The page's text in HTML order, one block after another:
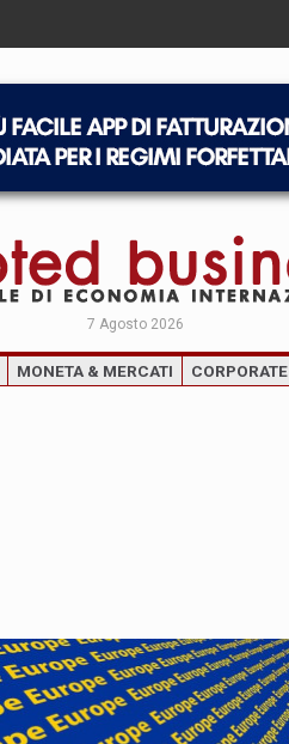
7 Agosto 2026
MONETA & MERCATI CORPORATE